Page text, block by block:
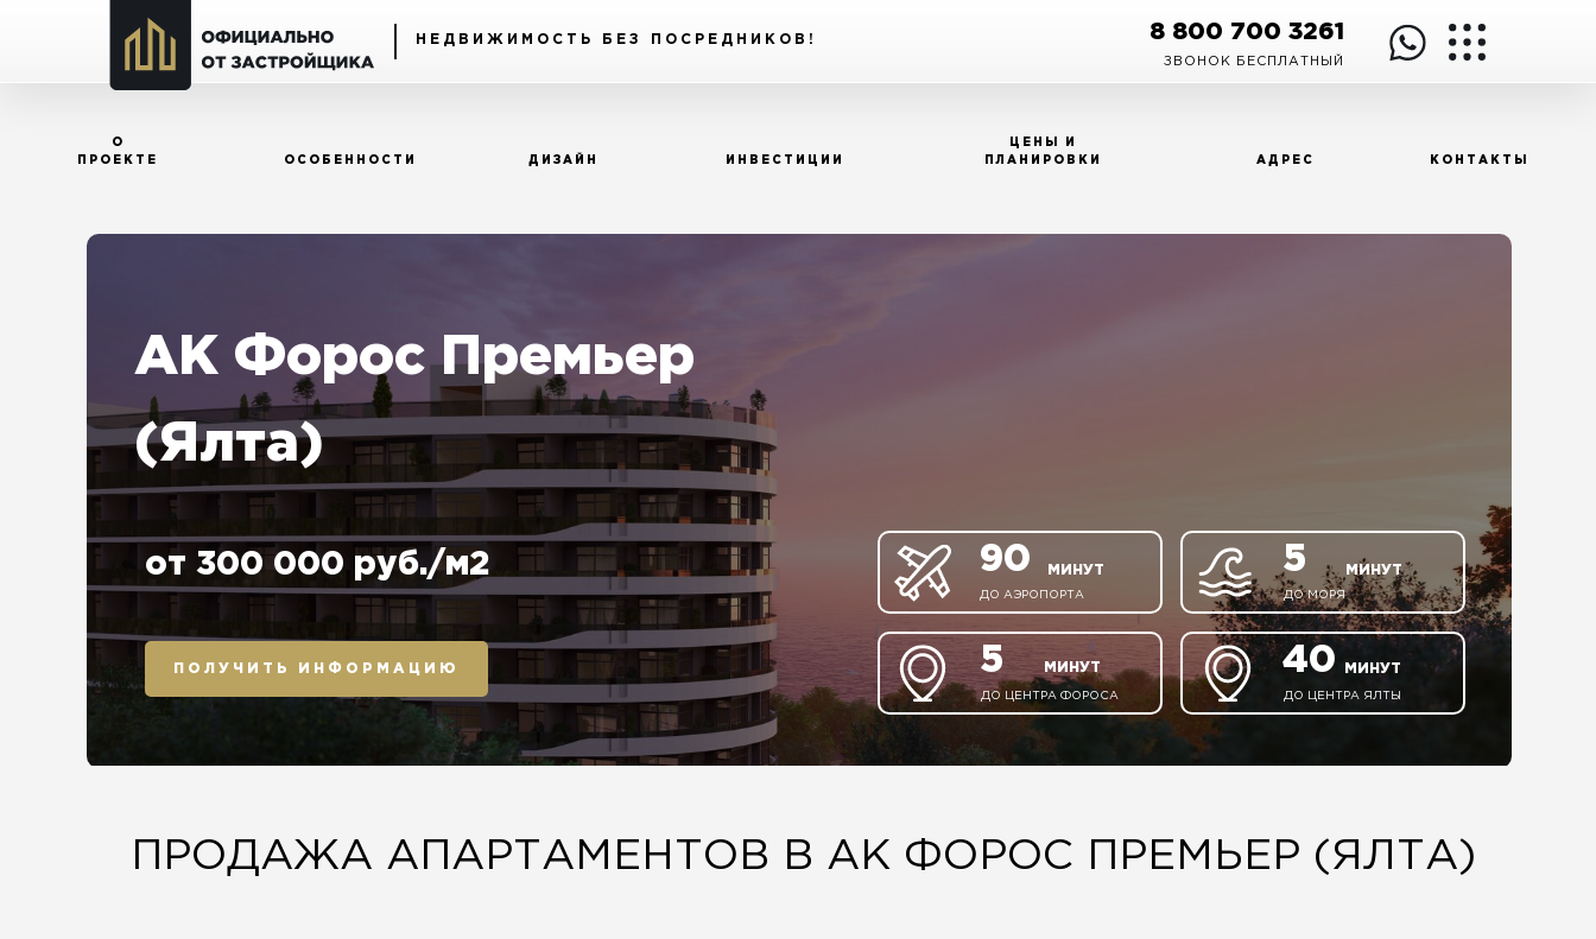
НЕДВИЖИМОСТЬ БЕЗ ПОСРЕДНИКОВ! 8 800 700 3261
ЗВОНОК БЕСПЛАТНЫЙ
О
ПРОЕКТЕ
ОСОБЕННОСТИ ДИЗАЙН АДРЕС КОНТАКТЫ
ИНВЕСТИЦИИ
ЦЕНЫ И
ПЛАНИРОВКИ
от 300 000 руб./м2 90 МИНУТ
ДО АЭРОПОРТА
АК Форос Премьер
(Ялта)
5 МИНУТ
ДО МОРЯ
ПОЛУЧИТЬ ИНФОРМАЦИЮ 40 МИНУТ
ДО ЦЕНТРА ЯЛТЫ
5 МИНУТ
ДО ЦЕНТРА ФОРОСА
ПРОДАЖА АПАРТАМЕНТОВ В АК ФОРОС ПРЕМЬЕР (ЯЛТА)